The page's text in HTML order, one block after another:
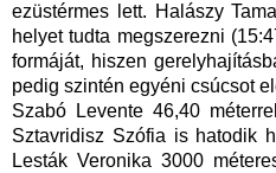
ezüstérmes lett. Halászy
helyet tudta megszerezni
formáját, hiszen
pedig szintén egyéni csúcsot
Szabó Levente 46,40
Sztavridisz Szófia is hatodik
Lesták Veronika 3000